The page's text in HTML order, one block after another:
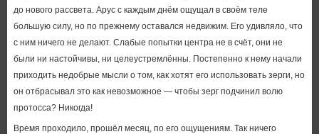
до нового рассвета. Арус с каждым днём ощущал в своём теле
большую силу, но по прежнему оставался недвижим. Его удивляло, что
с ним ничего не делают. Слабые попытки центра не в счёт, они не
были ни настойчивы, ни целеустремлённы. Постепенно к нему начали
приходить недобрые мысли о том, как хотят его использовать зерги, но
он отбрасывал это как невозможное — чтобы зерг подчинил волю
протосса? Никогда!
Время проходило, прошёл месяц, по его ощущениям. Так ничего